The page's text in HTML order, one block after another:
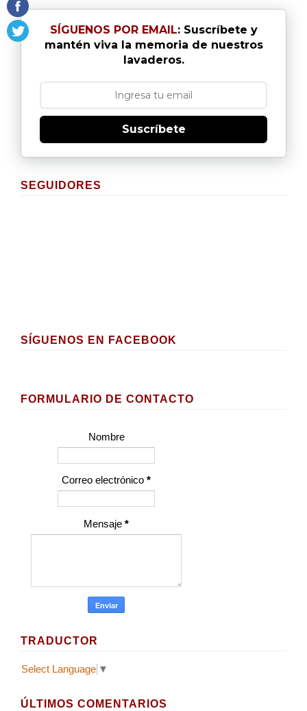
SÍGUENOS POR EMAIL: Suscríbete y
mantén viva la memoria de nuestros
lavaderos.
Suscríbete
SEGUIDORES
SÍGUENOS EN FACEBOOK
FORMULARIO DE CONTACTO
Nombre
Correo electrónico *
Mensaje *
TRADUCTOR
Select Language ▼
ÚLTIMOS COMENTARIOS